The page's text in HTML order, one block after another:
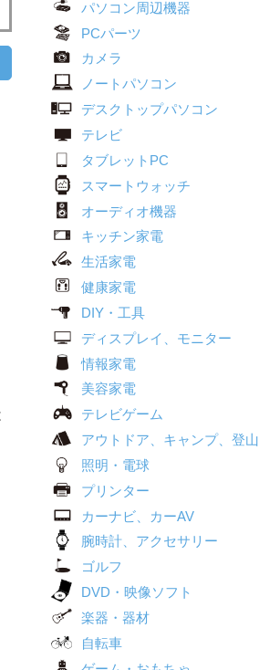
パソコン周辺機器
PCパーツ
カメラ
ノートパソコン
デスクトップパソコン
テレビ
タブレットPC
スマートウォッチ
オーディオ機器
キッチン家電
生活家電
健康家電
DIY・工具
ディスプレイ、モニター
情報家電
美容家電
テレビゲーム
アウトドア、キャンプ、登山
照明・電球
プリンター
カーナビ、カーAV
腕時計、アクセサリー
ゴルフ
DVD・映像ソフト
楽器・器材
自転車